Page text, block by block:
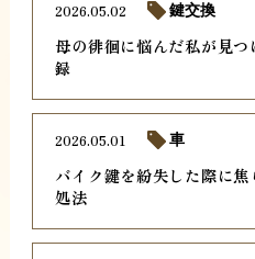
母の徘徊に悩んだ私が見
録
2026.05.02 鍵交換
バイク鍵を紛失した際に
処法
2026.05.01 車